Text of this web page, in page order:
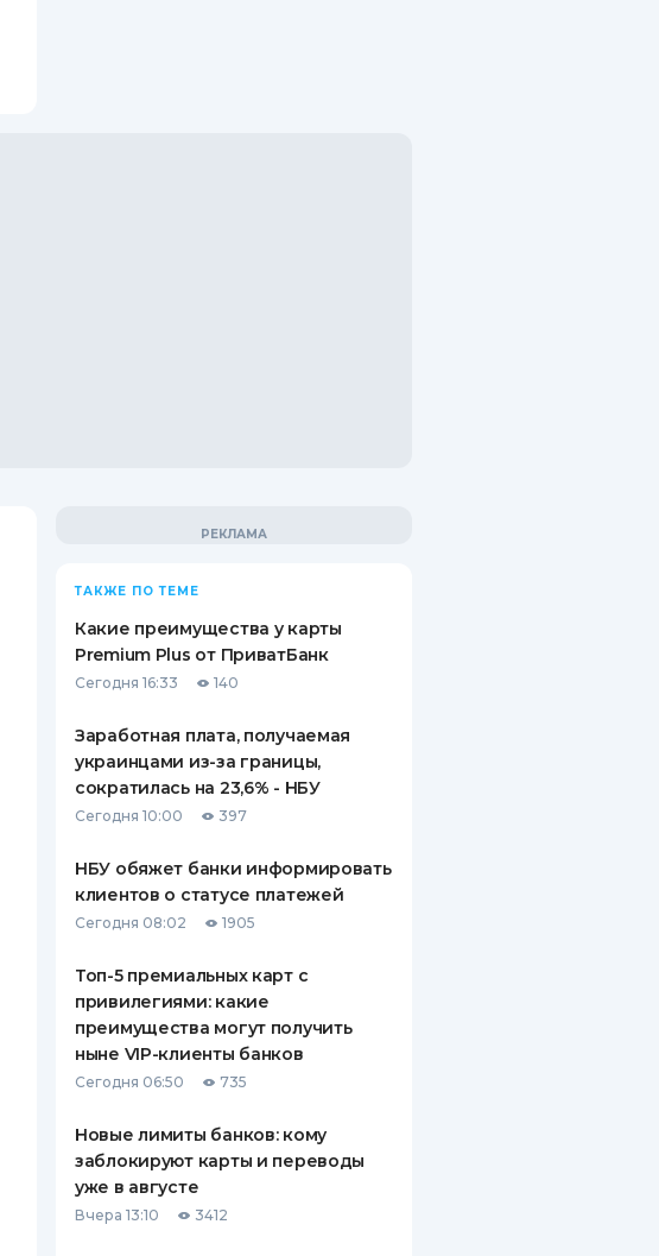
ТАКЖЕ ПО ТЕМЕ
Какие преимущества у карты
Premium Plus от ПриватБанк
Сегодня 16:33 140
Заработная плата, получаемая
украинцами из-за границы,
сократилась на 23,6% - НБУ
Сегодня 10:00 397
НБУ обяжет банки информировать
клиентов о статусе платежей
Сегодня 08:02 1905
Топ-5 премиальных карт с
привилегиями: какие
преимущества могут получить
ныне VIP-клиенты банков
Сегодня 06:50 735
Новые лимиты банков: кому
заблокируют карты и переводы
уже в августе
Вчера 13:10 3412